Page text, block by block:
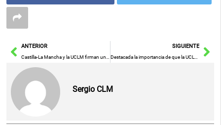
AntANTERIOR
Castilla-La Mancha y la UCLM firman un protocolo por el cual el Área Sanitaria de Puertollano recupera la formación de estudiantes en Ciencias de la Salud
SIGUIENTE
Destacada la importancia de que la UCLM vaya a tener un espacio en la futura Agencia de Investigación desde donde impulsar las políticas de I+D+i
Sergio CLM